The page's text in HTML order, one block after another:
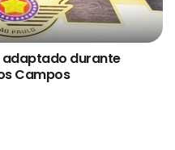
adaptado durante
Campos